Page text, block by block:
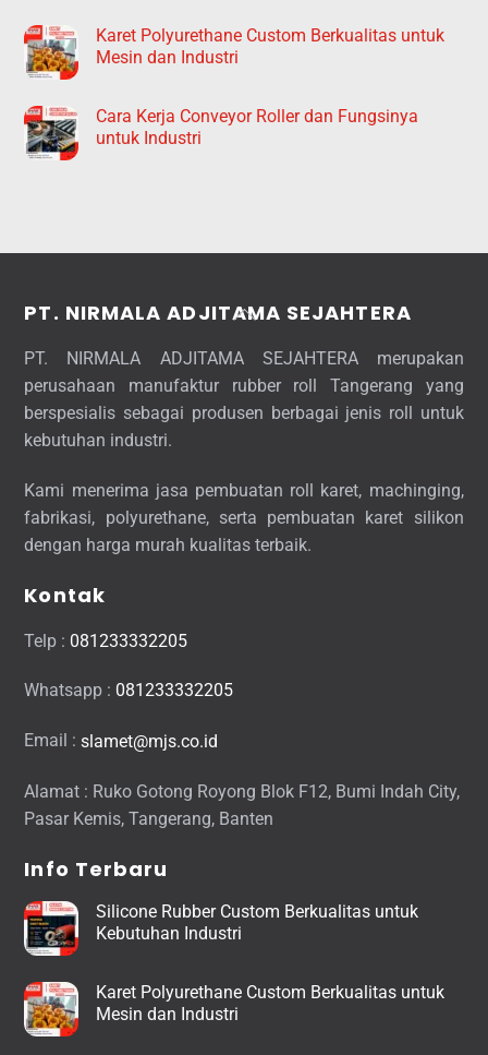
Karet Polyurethane Custom Berkualitas untuk
Mesin dan Industri
Cara Kerja Conveyor Roller dan Fungsinya
untuk Industri
Back
Top
PT. NIRMALA ADJITAMA SEJAHTERA
PT. NIRMALA ADJITAMA SEJAHTERA merupakan
perusahaan manufaktur rubber roll Tangerang yang
berspesialis sebagai produsen berbagai jenis roll untuk
kebutuhan industri.
Kami menerima jasa pembuatan roll karet, machinging,
fabrikasi, polyurethane, serta pembuatan karet silikon
dengan harga murah kualitas terbaik.
Kontak
Telp : 081233332205
Whatsapp : 081233332205
Email :slamet@mjs.co.id
Alamat : Ruko Gotong Royong Blok F12, Bumi Indah City,
Pasar Kemis, Tangerang, Banten
Info Terbaru
Silicone Rubber Custom Berkualitas untuk
Kebutuhan Industri
Karet Polyurethane Custom Berkualitas untuk
Mesin dan Industri